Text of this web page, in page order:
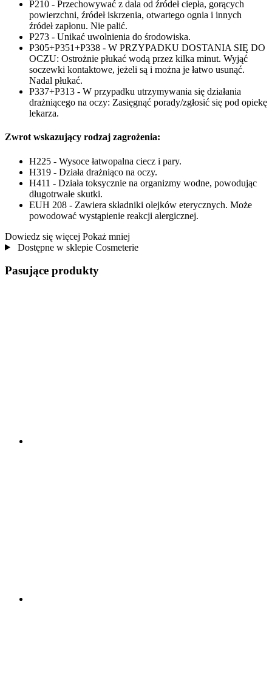
P210 - Przechowywać z dala od źródeł ciepła, gorących
powierzchni, źródeł iskrzenia, otwartego ognia i innych
źródeł zapłonu. Nie palić.
P273 - Unikać uwolnienia do środowiska.
P305+P351+P338 - W PRZYPADKU DOSTANIA SIĘ DO
OCZU: Ostrożnie płukać wodą przez kilka minut. Wyjąć
soczewki kontaktowe, jeżeli są i można je łatwo usunąć.
Nadal płukać.
P337+P313 - W przypadku utrzymywania się działania
drażniącego na oczy: Zasięgnąć porady/zgłosić się pod opiekę
lekarza.
Zwrot wskazujący rodzaj zagrożenia:
H225 - Wysoce łatwopalna ciecz i pary.
H319 - Działa drażniąco na oczy.
H411 - Działa toksycznie na organizmy wodne, powodując
długotrwałe skutki.
EUH 208 - Zawiera składniki olejków eterycznych. Może
powodować wystąpienie reakcji alergicznej.
Dowiedz się więcej Pokaż mniej
Dostępne w sklepie Cosmeterie
Pasujące produkty